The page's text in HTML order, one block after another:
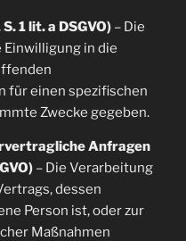
1 lit. a DSGVO)– Die
in die
für einen spezifischen
Zwecke gegeben.
Anfragen
– Die Verarbeitung
dessen
Person ist, oder zur
Maßnahmen